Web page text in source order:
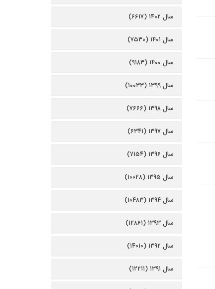
سال ۱۴۰۲ (۶۶۱۷)
سال ۱۴۰۱ (۷۵۳۰)
سال ۱۴۰۰ (۹۱۸۳)
سال ۱۳۹۹ (۱۰۰۳۳)
سال ۱۳۹۸ (۷۶۶۶)
سال ۱۳۹۷ (۶۳۴۱)
سال ۱۳۹۶ (۷۱۵۴)
سال ۱۳۹۵ (۱۰۰۲۸)
سال ۱۳۹۴ (۱۰۴۸۳)
سال ۱۳۹۳ (۱۲۸۶۱)
سال ۱۳۹۲ (۱۴۰۱۰)
سال ۱۳۹۱ (۱۲۲۱۱)